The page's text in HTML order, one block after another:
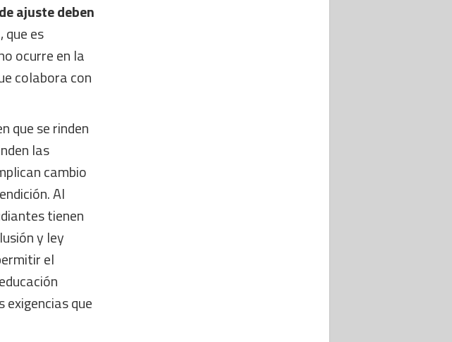
ajuste deben
, que es
ocurre en la
colabora con
que se rinden
las
cambio
Al
tienen
y ley
el
exigencias que